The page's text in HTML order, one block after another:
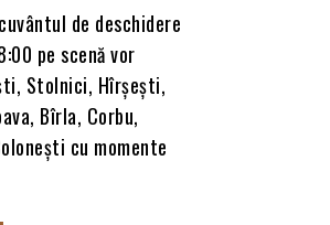
de deschidere
pe scenă vor
Stolnici, Hîrșești,
Bîrla, Corbu,
cu momente